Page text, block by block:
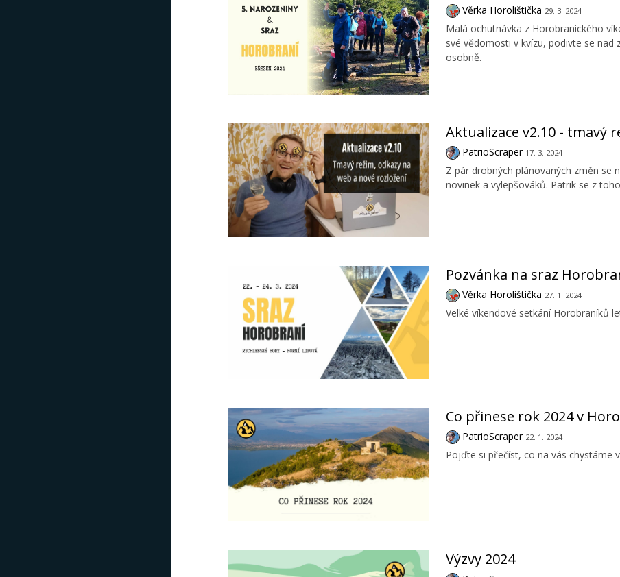
Věrka Horolištička 29. 3. 2024
Malá ochutnávka z Horobranického
své vědomosti v kvízu, podivte se
osobně.
Aktualizace v2.10 - tmavý
PatrioScraper 17. 3. 2024
Z pár drobných plánovaných změn se
novinek a vylepšováků. Patrik se z
Pozvánka na sraz
Věrka Horolištička 27. 1. 2024
Velké víkendové setkání Horobraníků
Co přinese rok 2024 v
PatrioScraper 22. 1. 2024
Pojďte si přečíst, co na vás chystáme
Výzvy 2024